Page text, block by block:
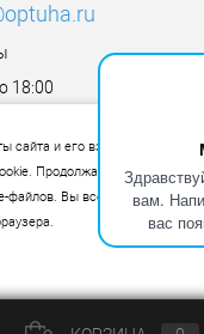
вам.
вас
сайта и его взаимодействия с
Продолжая работу с
файлов. Вы всегда можете
18:00